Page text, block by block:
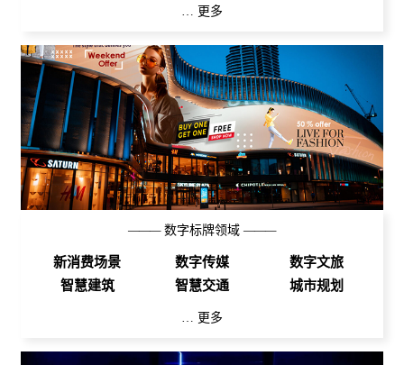
… 更多
———数字标牌领域 ———
新消费场景 数字传媒
数字文旅
智慧建筑
智慧交通 城市规划
… 更多